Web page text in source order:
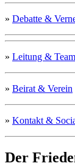
» Debatte &
» Leitung & Team
» Beirat & Verein
» Kontakt &
Der